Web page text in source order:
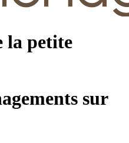
la petite
sur